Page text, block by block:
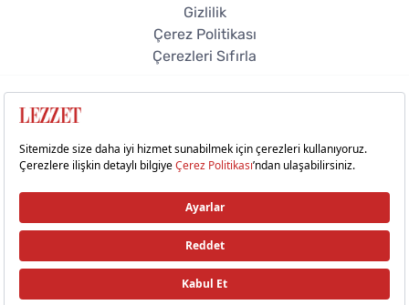
Gizlilik
Çerez Politikası
Çerezleri Sıfırla
© 2026 Lezzet Online. Tüm hakları saklıdır.